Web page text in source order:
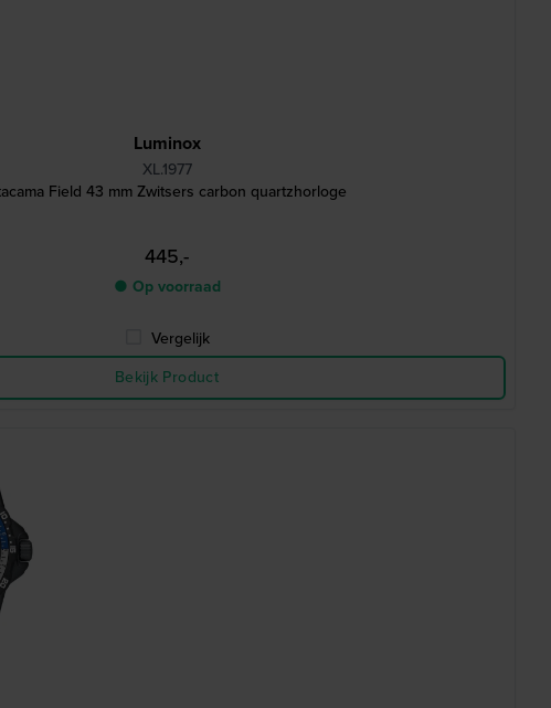
Luminox
XL.1977
Field 43 mm Zwitsers carbon quartzhorloge
445,-
● Op voorraad
Vergelijk
Bekijk Product